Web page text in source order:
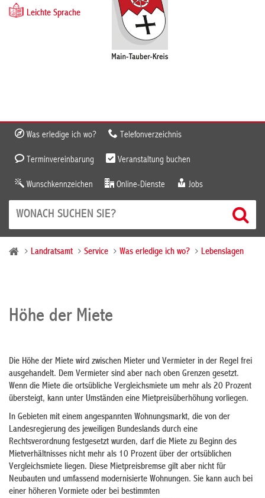
Leichte Sprache
Was erledige ich wo? Telefonverzeichnis
Terminvereinbarung Veranstaltung buchen
Wunschkennzeichen Online-Dienste Jobs
Landratsamt Service Was erledige ich wo? Lebenslagen
Höhe der Miete
Die Höhe der Miete wird zwischen Mieter und Vermieter in der Regel frei
ausgehandelt. Dem Vermieter sind aber nach oben Grenzen gesetzt.
Wenn die Miete die ortsübliche Vergleichsmiete um mehr als 20 Prozent
übersteigt, kann unter Umständen eine Mietpreisüberhöhung vorliegen.
In Gebieten mit einem angespannten Wohnungsmarkt, die von der
Landesregierung des jeweiligen Bundeslands durch eine
Rechtsverordnung festgesetzt wurden, darf die Miete zu Beginn des
Mietverhältnisses nicht mehr als 10 Prozent über der ortsüblichen
Vergleichsmiete liegen. Diese Mietpreisbremse gilt aber nicht für
Neubauten und umfassend modernisierte Wohnungen. Sie kann auch bei
einer höheren Vormiete oder bei bestimmten